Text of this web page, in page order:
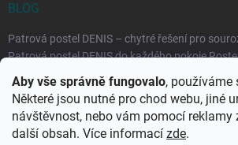
Aby vše správně fungovalo, používáme
Některé jsou nutné pro chod webu, jiné
návštěvnost, nebo vám pomocí reklamy
další obsah. Více informací zde.
BLOG
Patrová postel DENIS – chytré řešení pro
Patrová postel DENIS do každého pokoje
Rozkládací postele RELAX – ideální řešení pro
každodenní spaní
Rozkládací postel, která se přizpůsobí vašemu